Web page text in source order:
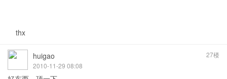
thx
27楼
huigao
2010-11-29 08:08